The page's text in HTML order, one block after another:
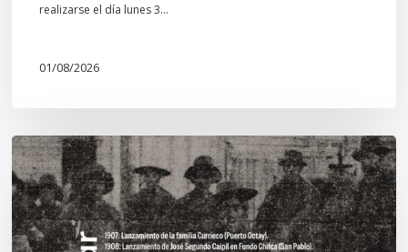
realizarse el día lunes 3…
01/08/2026
Chawrakawin:
Palimpsesto
explora
a